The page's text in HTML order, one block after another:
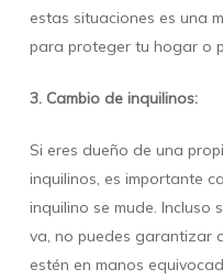
estas situaciones es una
para proteger tu hogar o
3. Cambio de inquilinos:
Si eres dueño de una
inquilinos, es importante
inquilino se mude. Incluso
va, no puedes garantizar
estén en manos